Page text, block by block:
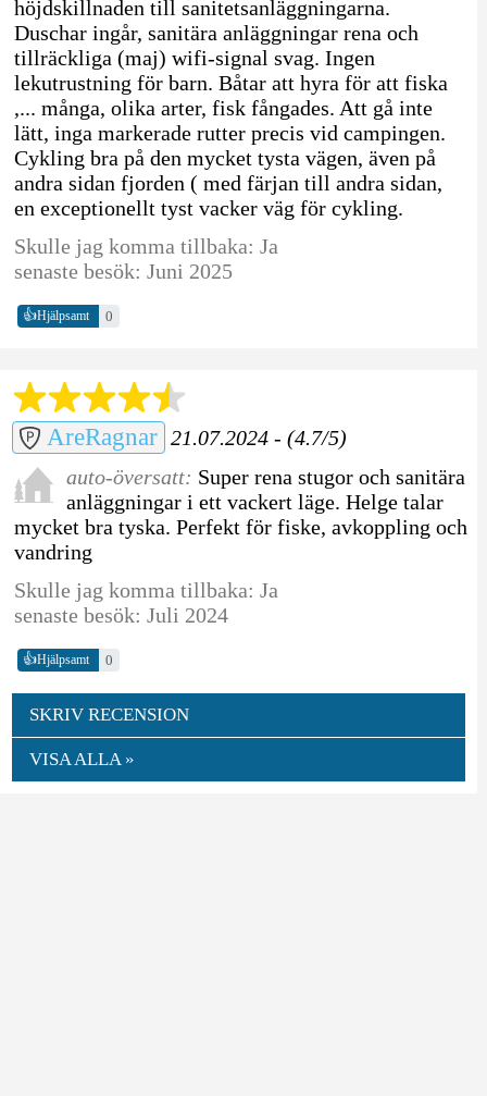
höjdskillnaden till sanitetsanläggningarna.
Duschar ingår, sanitära anläggningar rena och
tillräckliga (maj) wifi-signal svag. Ingen
lekutrustning för barn. Båtar att hyra för att fiska
,... många, olika arter, fisk fångades. Att gå inte
lätt, inga markerade rutter precis vid campingen.
Cykling bra på den mycket tysta vägen, även på
andra sidan fjorden ( med färjan till andra sidan,
en exceptionellt tyst vacker väg för cykling.
Skulle jag komma tillbaka: Ja
senaste besök: Juni 2025
👍Hjälpsamt 0
AreRagnar 21.07.2024 - (4.7/5)
auto-översatt: Super rena stugor och sanitära
anläggningar i ett vackert läge. Helge talar
mycket bra tyska. Perfekt för fiske, avkoppling och
vandring
Skulle jag komma tillbaka: Ja
senaste besök: Juli 2024
👍Hjälpsamt 0
SKRIV RECENSION
VISA ALLA »